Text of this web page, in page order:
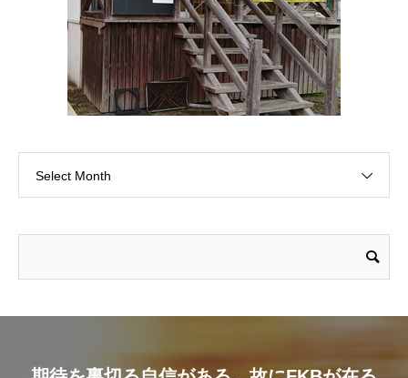
Select Month